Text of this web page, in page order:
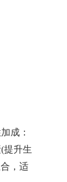
成：
提升生
，适